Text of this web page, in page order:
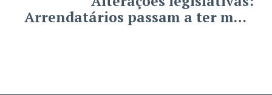
Arrendatários passam a ter mais